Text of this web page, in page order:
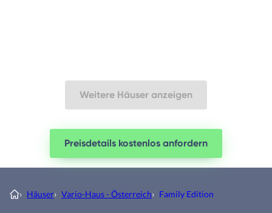
Weitere Häuser anzeigen
Preisdetails kostenlos anfordern
› Häuser› Vario-Haus - Österreich› Family Edition